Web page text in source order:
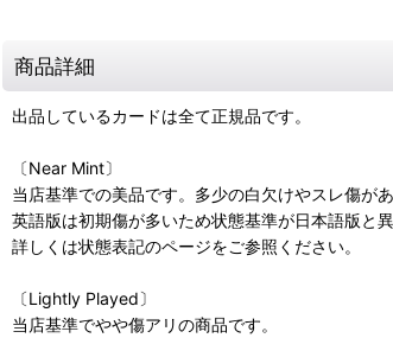
商品詳細
出品しているカードは全て正規品です。
〔Near Mint〕
当店基準での美品です。多少の白欠けやスレ傷が
英語版は初期傷が多いため状態基準が日本語版と
詳しくは状態表記のページをご参照ください。
〔Lightly Played〕
当店基準でやや傷アリの商品です。